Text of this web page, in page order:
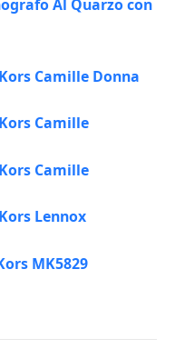
Al Quarzo con
Camille Donna
Camille
Camille
Lennox
MK5829